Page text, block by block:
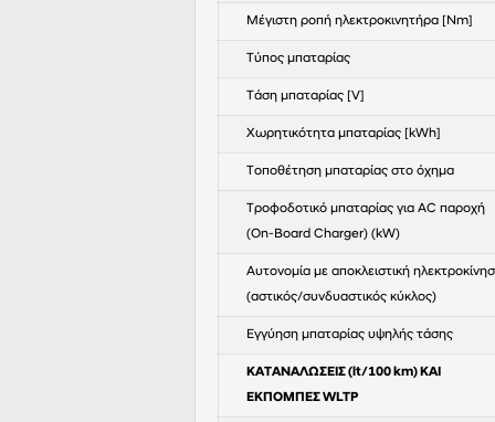
Μέγιστη ροπή ηλεκτροκινητήρα [Nm]
Τύπος μπαταρίας
Τάση μπαταρίας [V]
Χωρητικότητα μπαταρίας [kWh]
Τοποθέτηση μπαταρίας στο όχημα
Τροφοδοτικό μπαταρίας για AC παροχή
(On-Board Charger) (kW)
Αυτονομία με αποκλειστική
(αστικός/συνδυαστικός κύκλος)
Eγγύηση μπαταρίας υψηλής τάσης
ΚΑΤΑΝΑΛΩΣΕΙΣ (lt/100 km) ΚΑΙ
ΕΚΠΟΜΠΕΣ WLTP